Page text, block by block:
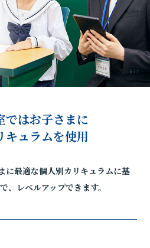
ではお子さまに
キュラムを使用
に最適な個人別カリキュラムに基
、レベルアップできます。